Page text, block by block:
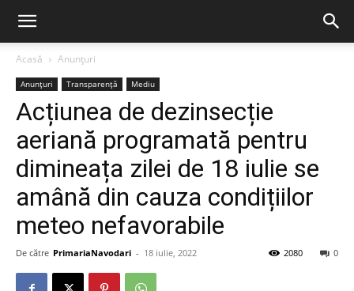
Acasă Anunțuri
Anunțuri Transparență Mediu
Acțiunea de dezinsecție
aeriană programată pentru
dimineața zilei de 18 iulie se
amână din cauza condițiilor
meteo nefavorabile
De către PrimariaNavodari - 18 iulie, 2022 0
2080